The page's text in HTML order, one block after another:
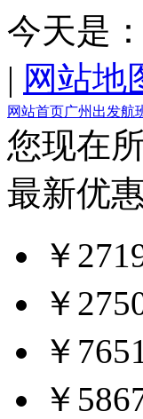
今天是：
| 网站地
网站首页广州出发航
您现在
最新优
￥
￥
￥
￥